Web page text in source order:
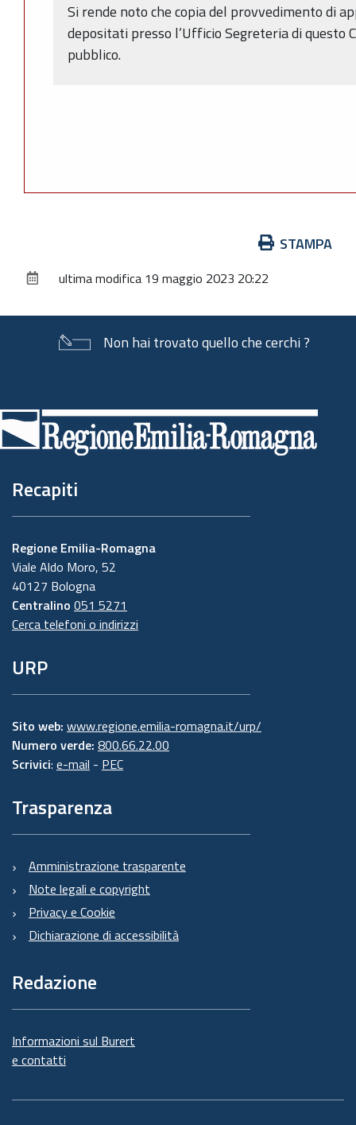
Si rende noto che copia del provvedimento di
depositati presso l’Ufficio Segreteria di questo
pubblico.
documento
STAMPA
ultima modifica 19 maggio 2023 20:22
Non hai trovato quello che cerchi ?
di
pagina
Recapiti
Regione Emilia-Romagna
Viale Aldo Moro, 52
40127 Bologna
Centralino 051 5271
Cerca telefoni o indirizzi
URP
Sito web: www.regione.emilia-romagna.it/urp/
Numero verde: 800.66.22.00
Scrivici: e-mail - PEC
Trasparenza
Amministrazione trasparente
Note legali e copyright
Privacy e Cookie
Dichiarazione di accessibilità
Redazione
Informazioni sul Burert
e contatti